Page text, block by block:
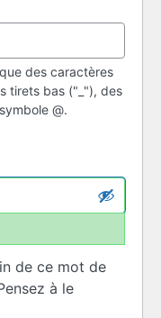
des caractères
tirets bas ("_"), des
@.
de ce mot de
à le